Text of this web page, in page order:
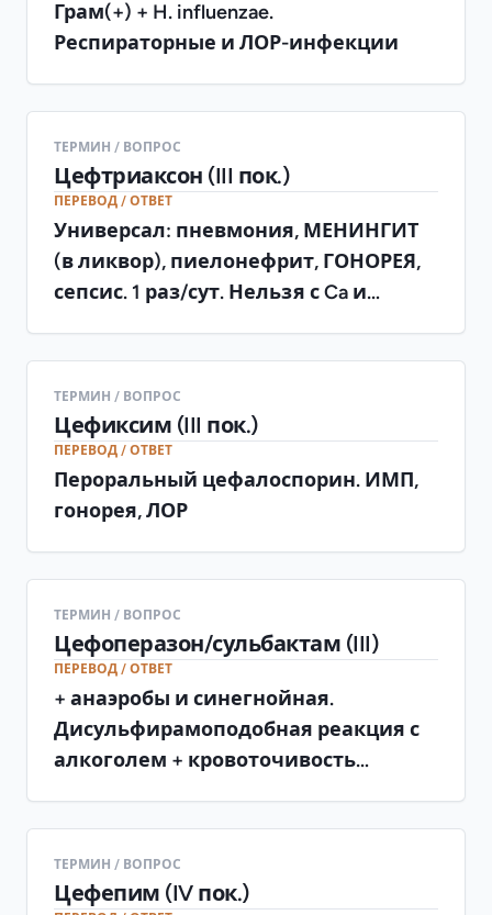
Грам(+) + H. influenzae.
Респираторные и ЛОР-инфекции
ТЕРМИН / ВОПРОС
Цефтриаксон (III пок.)
ПЕРЕВОД / ОТВЕТ
Универсал: пневмония, МЕНИНГИТ
(в ликвор), пиелонефрит, ГОНОРЕЯ,
сепсис. 1 раз/сут. Нельзя с Ca и
ТЕРМИН / ВОПРОС
Цефиксим (III пок.)
ПЕРЕВОД / ОТВЕТ
Пероральный цефалоспорин. ИМП,
гонорея, ЛОР
ТЕРМИН / ВОПРОС
Цефоперазон/сульбактам (III)
ПЕРЕВОД / ОТВЕТ
+ анаэробы и синегнойная.
Дисульфирамоподобная реакция с
алкоголем + кровоточивость
ТЕРМИН / ВОПРОС
Цефепим (IV пок.)